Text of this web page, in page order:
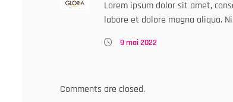
Lorem ipsum dolor sit amet,
labore et dolore magna aliqua.
9 mai 2022
Comments are closed.